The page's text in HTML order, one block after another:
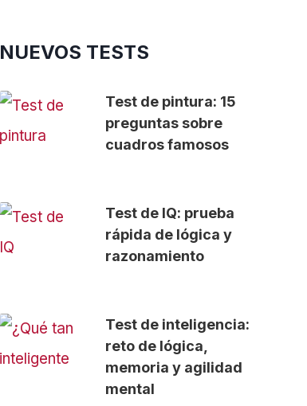
NUEVOS TESTS
Test de pintura: 15
preguntas sobre
cuadros famosos
Test de IQ: prueba
rápida de lógica y
razonamiento
Test de inteligencia:
reto de lógica,
memoria y agilidad
mental